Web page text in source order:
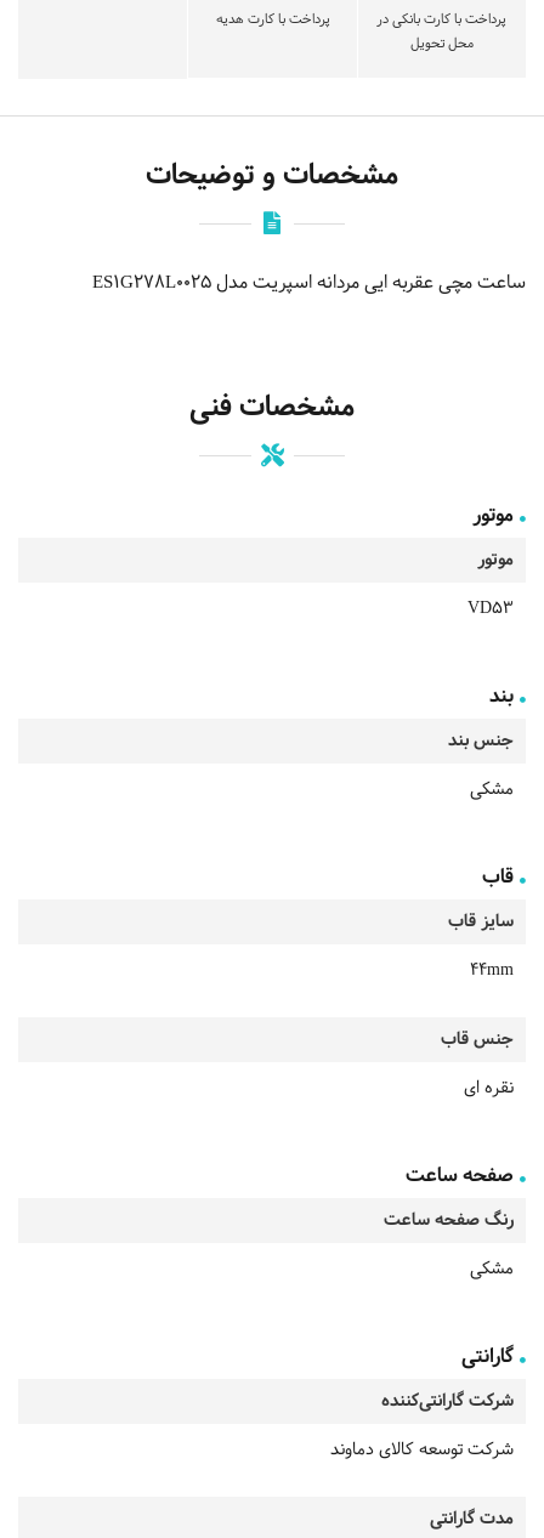
پرداخت با کارت بانکی در
محل تحویل
پرداخت با کارت هدیه
مشخصات و توضیحات
ساعت مچی عقربه ایی مردانه اسپریت مدل ES1G278L0025
مشخصات فنی
موتور
موتور
VD53
بند
جنس بند
مشکی
قاب
سایز قاب
44mm
جنس قاب
نقره ای
صفحه ساعت
رنگ صفحه ساعت
مشکی
گارانتی
شرکت گارانتی‌کننده
شرکت توسعه کالای دماوند
مدت گارانتی